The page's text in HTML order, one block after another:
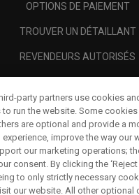
OPTIONS DE PAIEMENT
TROUVER UN DÉTAILLANT
REVENDEURS AUTORISÉS
A PROPOS
MENTIONS LÉGALES
party partners use cookies
run the website. Some
are optional and provide a
improve the way our
our marketing operations;
consent. By clicking the
to only strictly necessary
our website. All other optional